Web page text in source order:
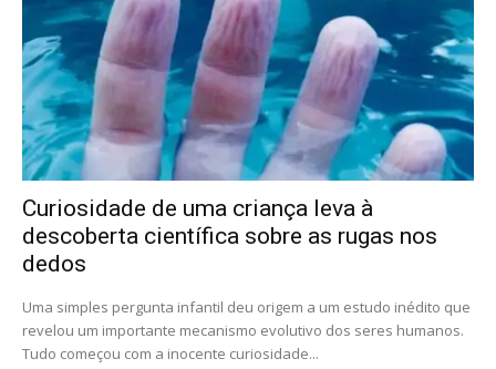
Curiosidade de uma criança leva à
descoberta científica sobre as rugas nos
dedos
Uma simples pergunta infantil deu origem a um estudo inédito que
revelou um importante mecanismo evolutivo dos seres humanos.
Tudo começou com a inocente curiosidade...